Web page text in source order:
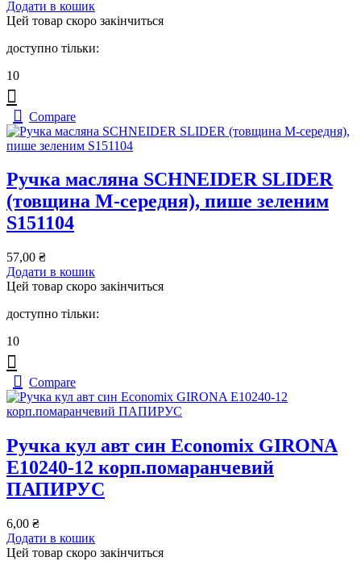
Додати в кошик
Цей товар скоро закінчиться
доступно тільки:
10
Compare
Ручка масляна SCHNEIDER SLIDER
(товщина М-середня), пише зеленим
S151104
57,00 ₴
Додати в кошик
Цей товар скоро закінчиться
доступно тільки:
10
Compare
Ручка кул авт син Economix GIRONA
Е10240-12 корп.помаранчевий
ПАПИРУС
6,00 ₴
Додати в кошик
Цей товар скоро закінчиться